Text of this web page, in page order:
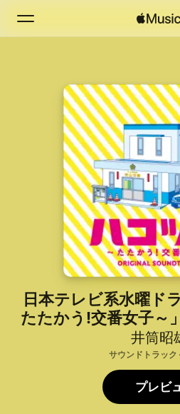
ホーム
新着おすすめ
ラジオ
Apple Musicをイ
日本テレビ系水曜ド
たたかう!交番女子～
ウンドト
井筒昭
サウンドトラック
プレビ